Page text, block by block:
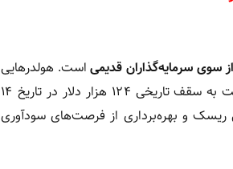
سوی سرمایه‌گذاران قدیمیاست. هولدرهایی
که بیت‌کوین‌های خود را برای مدت طولانی نگه داشته بودند، پس از ماه‌ها رشد پایدار و رسیدن قیمت به سقف تاریخی ۱۲۴ هزار دلار در تاریخ ۱۴
ریسک و بهره‌برداری از فرصت‌های سودآوری